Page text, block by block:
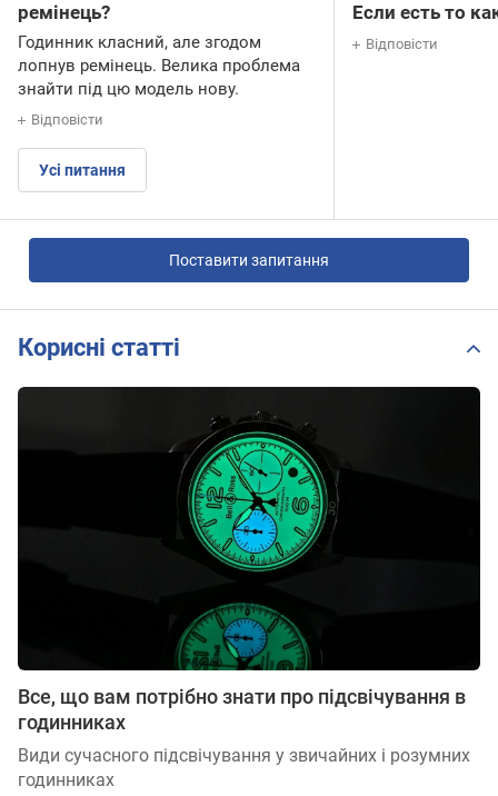
ремінець?
Годинник класний, але згодом
лопнув ремінець. Велика проблема
знайти під цю модель нову.
Відповісти
Усі питання
Если есть то
Відповісти
Поставити запитання
Корисні статті
Все, що вам потрібно знати про підсвічування в
годинниках
Види сучасного підсвічування у звичайних і розумних
годинниках